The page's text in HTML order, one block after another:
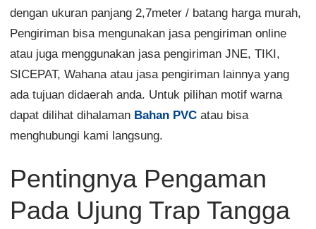
dengan ukuran panjang 2,7meter / batang harga murah,
Pengiriman bisa mengunakan jasa pengiriman online
atau juga menggunakan jasa pengiriman JNE, TIKI,
SICEPAT, Wahana atau jasa pengiriman lainnya yang
ada tujuan didaerah anda. Untuk pilihan motif warna
dapat dilihat dihalaman Bahan PVCatau bisa
menghubungi kami langsung.
Pentingnya Pengaman
Pada Ujung Trap Tangga